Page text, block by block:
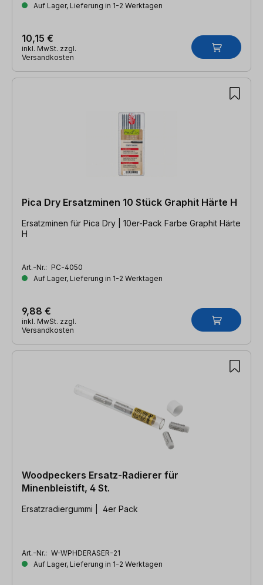
Auf Lager, Lieferung in 1-2 Werktagen
10,15 €
inkl. MwSt. zzgl.
Versandkosten
Pica Dry Ersatzminen 10 Stück Graphit Härte H
Ersatzminen für Pica Dry | 10er-Pack Farbe Graphit Härte
H
Art.-Nr.: PC-4050
Auf Lager, Lieferung in 1-2 Werktagen
9,88 €
inkl. MwSt. zzgl.
Versandkosten
Woodpeckers Ersatz-Radierer für
Minenbleistift, 4 St.
Ersatzradiergummi | 4er Pack
Art.-Nr.: W-WPHDERASER-21
Auf Lager, Lieferung in 1-2 Werktagen